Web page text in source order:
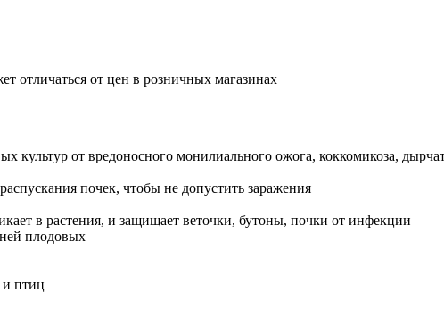
отличаться от цен в розничных магазинах
культур от вредоносного монилиального ожога, коккомикоза,
почек, чтобы не допустить заражения
в растения, и защищает веточки, бутоны, почки от инфекции
плодовых
и птиц